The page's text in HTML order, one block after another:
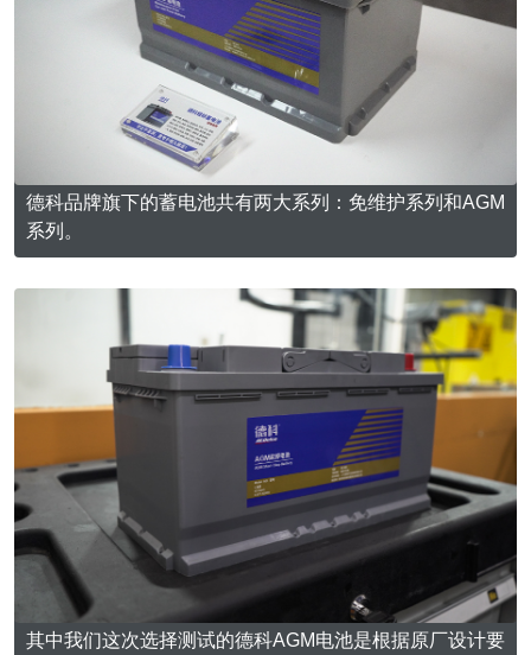
德科品牌旗下的蓄电池共有两大系列：免维护系列和AGM
系列。
其中我们这次选择测试的德科AGM电池是根据原厂设计要